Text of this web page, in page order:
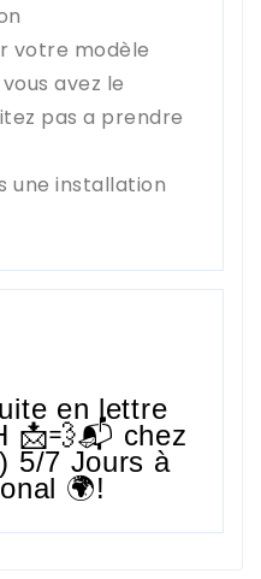
votre modèle
avez le
pas a prendre
une installation
en lettre
📩💨📬 chez
5/7 Jours à
🌍!